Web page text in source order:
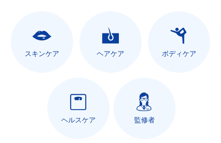
スキンケア ヘアケア ボディケア
ヘルスケア 監修者